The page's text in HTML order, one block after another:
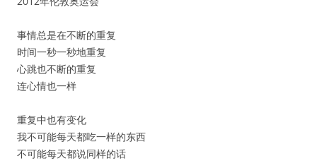
事情总是在不断的重复
时间一秒一秒地重复
心跳也不断的重复
连心情也一样
重复中也有变化
我不可能每天都吃一样的东西
不可能每天都说同样的话